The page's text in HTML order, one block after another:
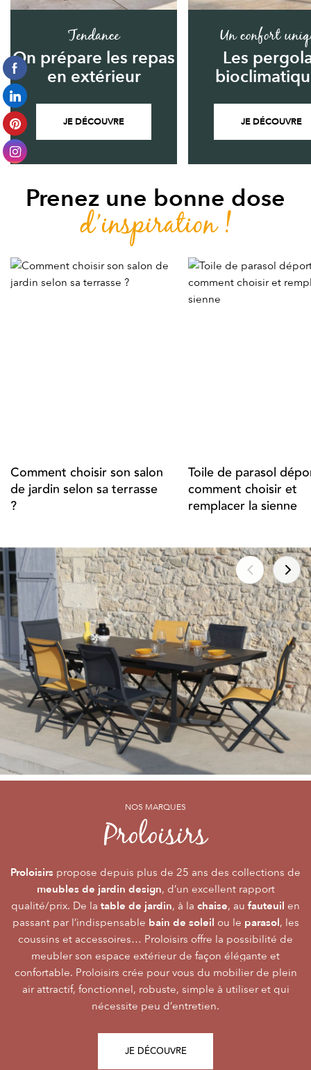
Tendance
On prépare les repas
en extérieur
JE DÉCOUVRE
Un confort
Les
JE DÉCOUVRE
Prenez une bonne dose
d’inspiration !
Comment choisir son salon
de jardin selon sa terrasse
?
Toile de parasol
comment choisir et
remplacer la sienne
NOS MARQUES
Proloisirs
Proloisirs propose depuis plus de 25 ans des collections de
meubles de jardin design, d’un excellent rapport
qualité/prix. De la table de jardin, à la chaise, au fauteuil en
passant par l’indispensable bain de soleil ou le parasol, les
coussins et accessoires… Proloisirs offre la possibilité de
meubler son espace extérieur de façon élégante et
confortable. Proloisirs crée pour vous du mobilier de plein
air attractif, fonctionnel, robuste, simple à utiliser et qui
nécessite peu d’entretien.
JE DÉCOUVRE
NOS MARQUES
Océoby PROLOISIRS
Océocrée dumobilier Premium, pour vivre l’extérieur avec
raffinement et participer de façon inoubliable aux grandes
émotions de la vie. Le mobilier Océo, de par la qualité de
ses différents matériaux et de sa fabrication, se joue des
frontières d’usage. Voir sonextérieurcomme une pièce à
part entière nécessite du style et le soin des détails.
L’illustration Océo passe par la qualité desplateaux
Trespa® qui équipent en exclusivité de nombreusestables
de jardinpour un plaisir d’usage durable.
JE DÉCOUVRE
NOS MARQUES
Alizéby PROLOISIRS
Alizéest LA marque du mobilier de jardin contemporain
dont la conception et l’accessibilité du prixfont qu’elle
s’adresse au plus grand nombre.
Le mobilier d’extérieur Alizé apporte un souffle bien
agréable empreint de style, fonctionnalité, facilité
d’utilisation, prix, pour des instantsRepas, Salon,Détente
Alizé est créée pour bien vivre dehors, dans la joie, la
modernité, la simplicité, le plaisir d’être ensemble !
JE DÉCOUVRE